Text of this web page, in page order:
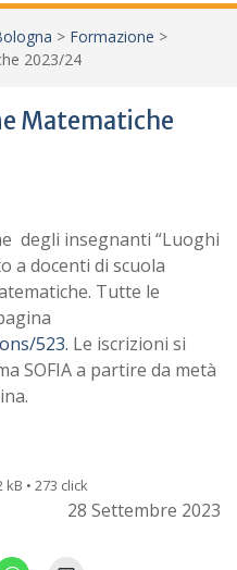
> Formazione >
2023/24
Matematiche
degli insegnanti “Luoghi
a docenti di scuola
Tutte le
523. Le iscrizioni si
SOFIA a partire da metà
kB • 273 click
28 Settembre 2023